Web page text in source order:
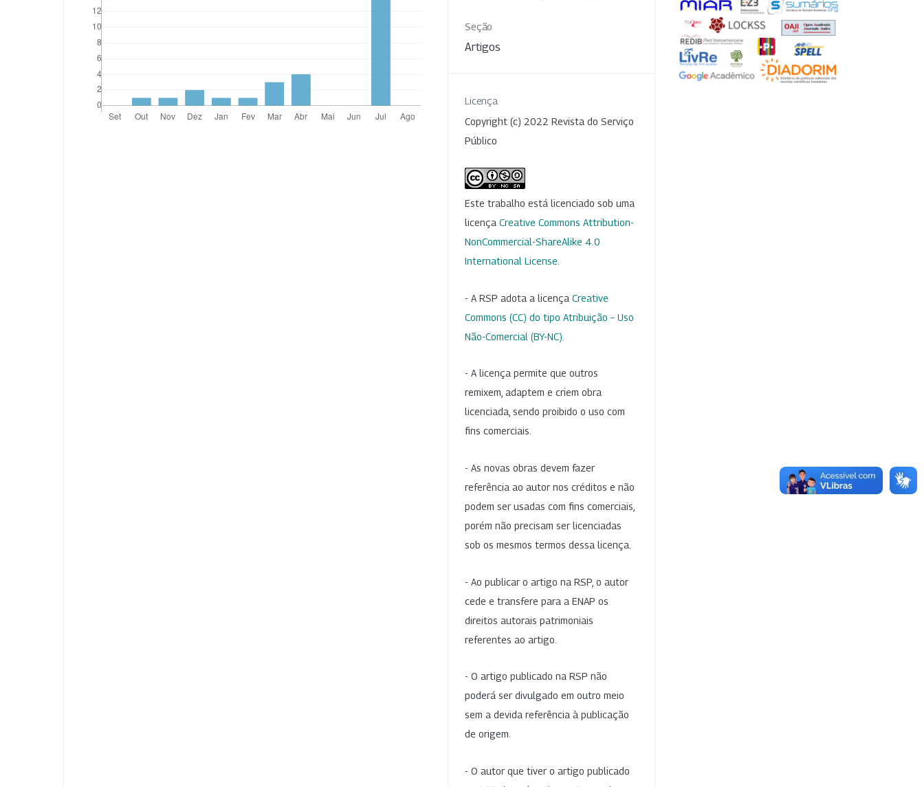
Seção
Artigos
Licença
Copyright (c) 2022 Revista do Serviço
Público
Este trabalho está licenciado sob uma
licença Creative Commons Attribution-
NonCommercial-ShareAlike 4.0
International License
- A RSP adota a licença Creative
Commons (CC) do tipo Atribuição – Uso
Não-Comercial (BY-NC)
- A licença permite que outros
remixem, adaptem e criem obra
licenciada, sendo proibido o uso com
fins comerciais.
- As novas obras devem fazer
referência ao autor nos créditos e não
podem ser usadas com fins comerciais,
porém não precisam ser licenciadas
sob os mesmos termos dessa licença.
- Ao publicar o artigo na RSP, o autor
cede e transfere para a ENAP os
direitos autorais patrimoniais
referentes ao artigo.
- O artigo publicado na RSP não
poderá ser divulgado em outro meio
sem a devida referência à publicação
de origem.
- O autor que tiver o artigo publicado